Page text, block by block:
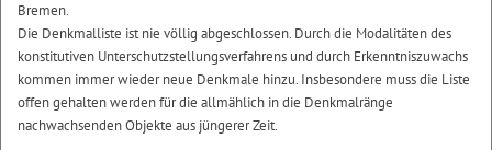
Bremen.
Die Denkmalliste ist nie völlig abgeschlossen. Durch die Modalitäten des
konstitutiven Unterschutzstellungsverfahrens und durch Erkenntniszuwachs
kommen immer wieder neue Denkmale hinzu. Insbesondere muss die Liste
offen gehalten werden für die allmählich in die Denkmalränge
nachwachsenden Objekte aus jüngerer Zeit.